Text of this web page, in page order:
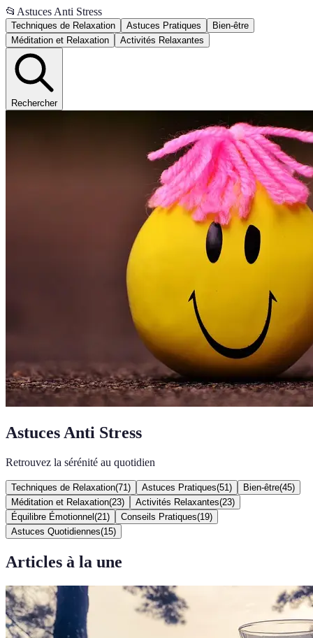
📂 Astuces Anti Stress
Techniques de Relaxation Astuces Pratiques
Bien-être
Méditation et Relaxation
Activités Relaxantes
Rechercher
Astuces Anti Stress
Retrouvez la sérénité au quotidien
Techniques de Relaxation(71 ) Astuces Pratiques(51 ) Bien-être(45)
Méditation et Relaxation(23) Activités Relaxantes(23)
Équilibre Émotionnel (21 ) Conseils Pratiques(19)
Astuces Quotidiennes(15)
Articles à la une